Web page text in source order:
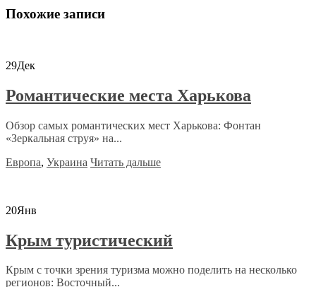
Похожие записи
29Дек
Романтические места Харькова
Обзор самых романтических мест Харькова: Фонтан
«Зеркальная струя» на...
Европа, Украина Читать дальше
20Янв
Крым туристический
Крым с точки зрения туризма можно поделить на несколько
регионов: Восточный...